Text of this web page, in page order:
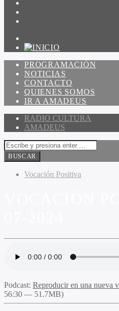
PROGRAMACIÓN
NOTICIAS
CONTACTO
QUIENES SOMOS
IR A AMADEUS
RADIO CULTURA
AMADEUS
Vocación Positiva
Podcast: Reproducir en una nueva
56:30 — 51.7MB)